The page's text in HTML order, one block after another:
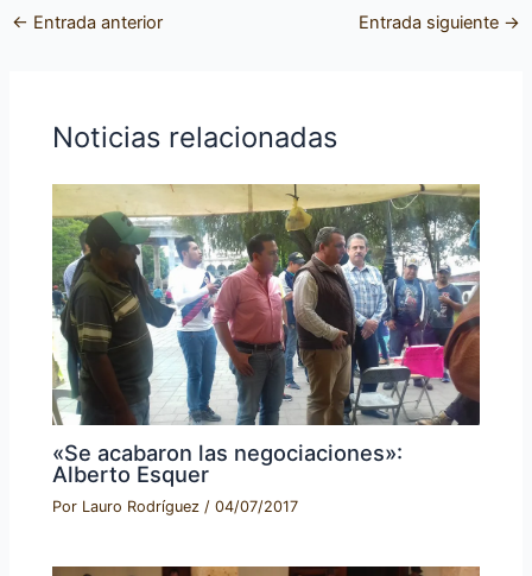
← Entrada anterior Entrada siguiente →
Noticias relacionadas
«Se acabaron las negociaciones»:
Alberto Esquer
Por Lauro Rodríguez/04/07/2017